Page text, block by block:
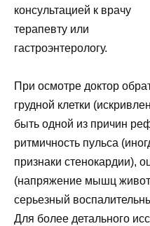
консультацией к врачу
терапевту или
гастроэнтерологу.
При осмотре доктор
грудной клетки
быть одной из причин
ритмичность пульса
признаки стенокардии),
(напряжение мышц
серьезный
Для более детального